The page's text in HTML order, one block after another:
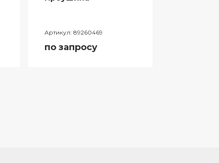
Артикул: 89260469
по запросу